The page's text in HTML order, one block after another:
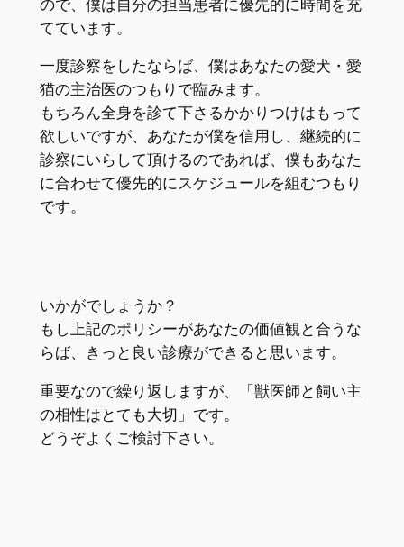
ので、僕は自分の担当患者に優先的に時間を充
てています。
一度診察をしたならば、僕はあなたの愛犬・愛
猫の主治医のつもりで臨みます。
もちろん全身を診て下さるかかりつけはもって
欲しいですが、あなたが僕を信用し、継続的に
診察にいらして頂けるのであれば、僕もあなた
に合わせて優先的にスケジュールを組むつもり
です。
いかがでしょうか？
もし上記のポリシーがあなたの価値観と合うな
らば、きっと良い診療ができると思います。
重要なので繰り返しますが、「獣医師と飼い主
の相性はとても大切」です。
どうぞよくご検討下さい。